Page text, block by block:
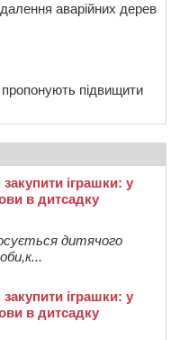
аварійних дерев
підвищити
іграшки: у
в дитсадку
дитячого
іграшки: у
в дитсадку